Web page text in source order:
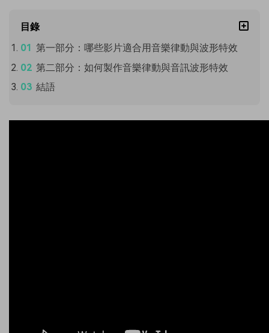
目錄
第一部分：哪些影片適合用音樂律動與波形特效
第二部分：如何製作音樂律動與音訊波形特效
結語